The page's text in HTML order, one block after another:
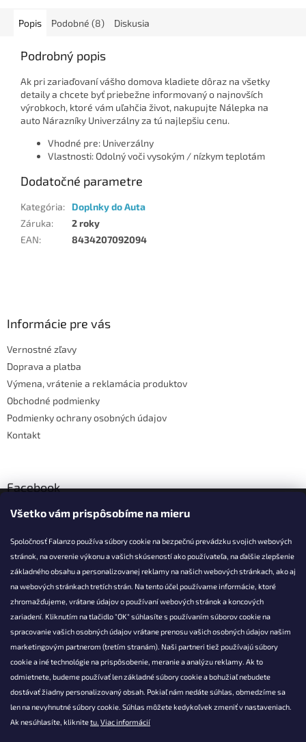
Všetko vám prispôsobíme na mieru
Spoločnosť Falanzo používa súbory cookie na bezpečnú prevádzku svojich webových
stránok, na overenie výkonu a vašich skúseností ako používateľa, na ďalšie zlepšenie
základného obsahu a personalizovanej reklamy na našich webových stránkach, ako aj
na webových stránkach tretích strán. Na tento účel používame informácie, ktoré
zhromažďujeme, vrátane údajov o používaní webových stránok a koncových
zariadení. Kliknutím na tlačidlo "OK" súhlasíte s používaním súborov cookie na
spracovanie vašich osobných údajov vrátane prenosu vašich osobných údajov našim
marketingovým partnerom (tretím stranám). Naši partneri tiež používajú súbory
cookie a iné technológie na prispôsobenie, meranie a analýzu reklamy. Ak to
odmietnete, budeme používať len základné súbory cookie a bohužiaľ nebudete
dostávať žiadny personalizovaný obsah. Pokiaľ nám nedáte súhlas, obmedzíme sa
len na nevyhnutné súbory cookie. Súhlas môžete kedykoľvek zmeniť v nastaveniach.
Ak nesúhlasíte, kliknitetu. Viac informácií
Popis Podobné (8) Diskusia
Podrobný popis
Ak pri zariaďovaní vášho domova kladiete dôraz na všetky
detaily a chcete byť priebežne informovaný o najnovších
výrobkoch, ktoré vám uľahčia život, nakupujte Nálepka na
auto Nárazníky Univerzálny za tú najlepšiu cenu.
Vhodné pre: Univerzálny
Vlastnosti: Odolný voči vysokým / nízkym teplotám
Dodatočné parametre
Kategória:
Doplnky do Auta
Záruka:
2 roky
EAN: 8434207092094
Informácie pre vás
Vernostné zľavy
Doprava a platba
Výmena, vrátenie a reklamácia produktov
Obchodné podmienky
Podmienky ochrany osobných údajov
Kontakt
Facebook
Falanzo.sk
KONTAKT
info@falanzo.sk
Falanzo.sk
FalanzoSK